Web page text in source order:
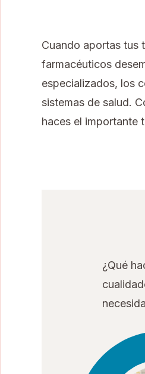
Cuando aportas tus
farmacéuticos
especializados, los
sistemas de salud.
haces el importante
¿Qué